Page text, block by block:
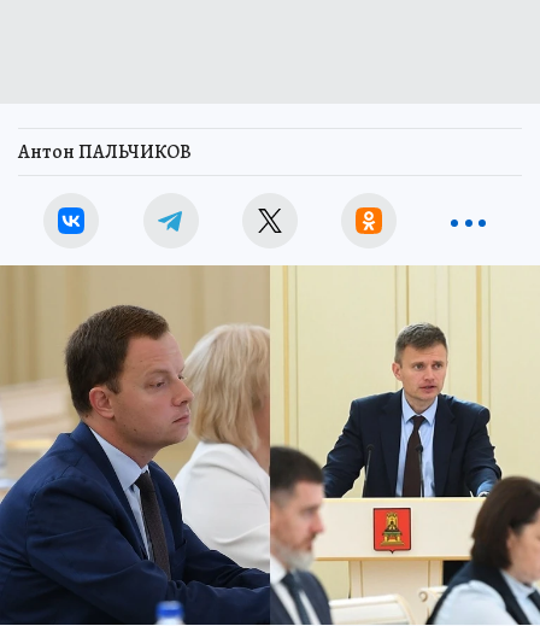
Антон ПАЛЬЧИКОВ